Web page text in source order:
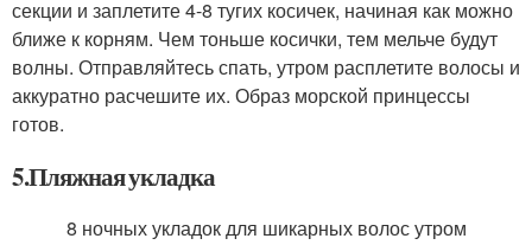
секции и заплетите 4-8 тугих косичек, начиная как можно
ближе к корням. Чем тоньше косички, тем мельче будут
волны. Отправляйтесь спать, утром расплетите волосы и
аккуратно расчешите их. Образ морской принцессы
готов.
5.Пляжная укладка
8 ночных укладок для шикарных волос утром